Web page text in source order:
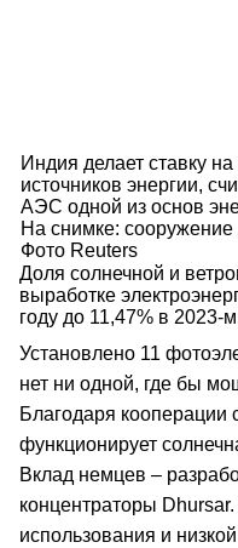
Индия делает ставку
источников энергии,
АЭС одной из основ
На снимке:
Фото Reuters
Доля солнечной и
выработке
году до 11,47% в 2023-
Установлено 11
нет ни одной, где бы
Благодаря
функционирует
Вклад немцев –
концентраторы
использования и